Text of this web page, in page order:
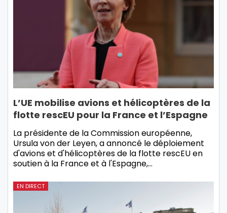
L’UE mobilise avions et hélicoptères de la
flotte rescEU pour la France et l’Espagne
La présidente de la Commission européenne,
Ursula von der Leyen, a annoncé le déploiement
d'avions et d'hélicoptères de la flotte rescEU en
soutien à la France et à l'Espagne,…
EN DIRECT